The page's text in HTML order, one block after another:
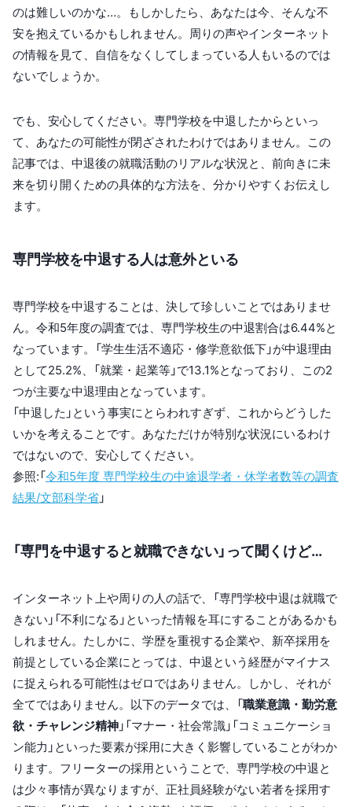
のは難しいのかな…。もしかしたら、あなたは今、そんな不
安を抱えているかもしれません。周りの声やインターネット
の情報を見て、自信をなくしてしまっている人もいるのでは
ないでしょうか。
でも、安心してください。専門学校を中退したからといっ
て、あなたの可能性が閉ざされたわけではありません。この
記事では、中退後の就職活動のリアルな状況と、前向きに未
来を切り開くための具体的な方法を、分かりやすくお伝えし
ます。
専門学校を中退する人は意外といる
専門学校を中退することは、決して珍しいことではありませ
ん。令和5年度の調査では、専門学校生の中退割合は6.44%と
なっています。「学生生活不適応・修学意欲低下」が中退理由
として25.2%、「就業・起業等」で13.1%となっており、この2
つが主要な中退理由となっています。
「中退した」という事実にとらわれすぎず、これからどうした
いかを考えることです。あなただけが特別な状況にいるわけ
ではないので、安心してください。
参照:「令和5年度 専⾨学校⽣の中途退学者・休学者数等の調査
結果/文部科学省 」
「専門を中退すると就職できない」って聞くけど…
インターネット上や周りの人の話で、「専門学校中退は就職で
きない」「不利になる」といった情報を耳にすることがあるかも
しれません。たしかに、学歴を重視する企業や、新卒採用を
前提としている企業にとっては、中退という経歴がマイナス
に捉えられる可能性はゼロではありません。しかし、それが
全てではありません。以下のデータでは、「職業意識・勤労意
欲・チャレンジ精神 」「マナー・社会常識」「コミュニケーショ
ン能力」といった要素が採用に大きく影響していることがわか
ります。フリーターの採用ということで、専門学校の中退と
は少々事情が異なりますが、正社員経験がない若者を採用す